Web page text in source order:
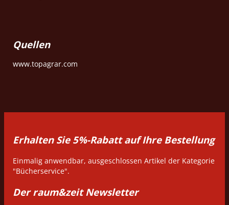
Quellen
www.topagrar.com
Erhalten Sie 5%-Rabatt auf Ihre Bestellung
Einmalig anwendbar, ausgeschlossen Artikel der Kategorie
"Bücherservice".
Der raum&zeit Newsletter